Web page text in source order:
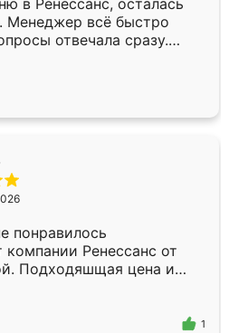
в Ренессанс, осталась
Менеджер всё быстро
отвечала сразу.
в субботу, подошёл к
Собрали
аккуратно, даже
понравилось
Ренессанс от
Подходяшщая цена и
Приехавший
Владислав
эскизу самый
1